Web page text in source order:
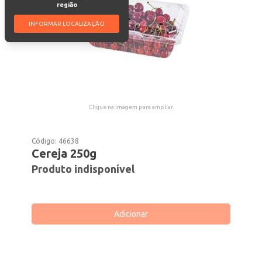
região
INFORMAR LOCALIZAÇÃO
Clique na imagem para ampliar.
Código: 46638
Cereja 250g
Produto indisponível
Adicionar